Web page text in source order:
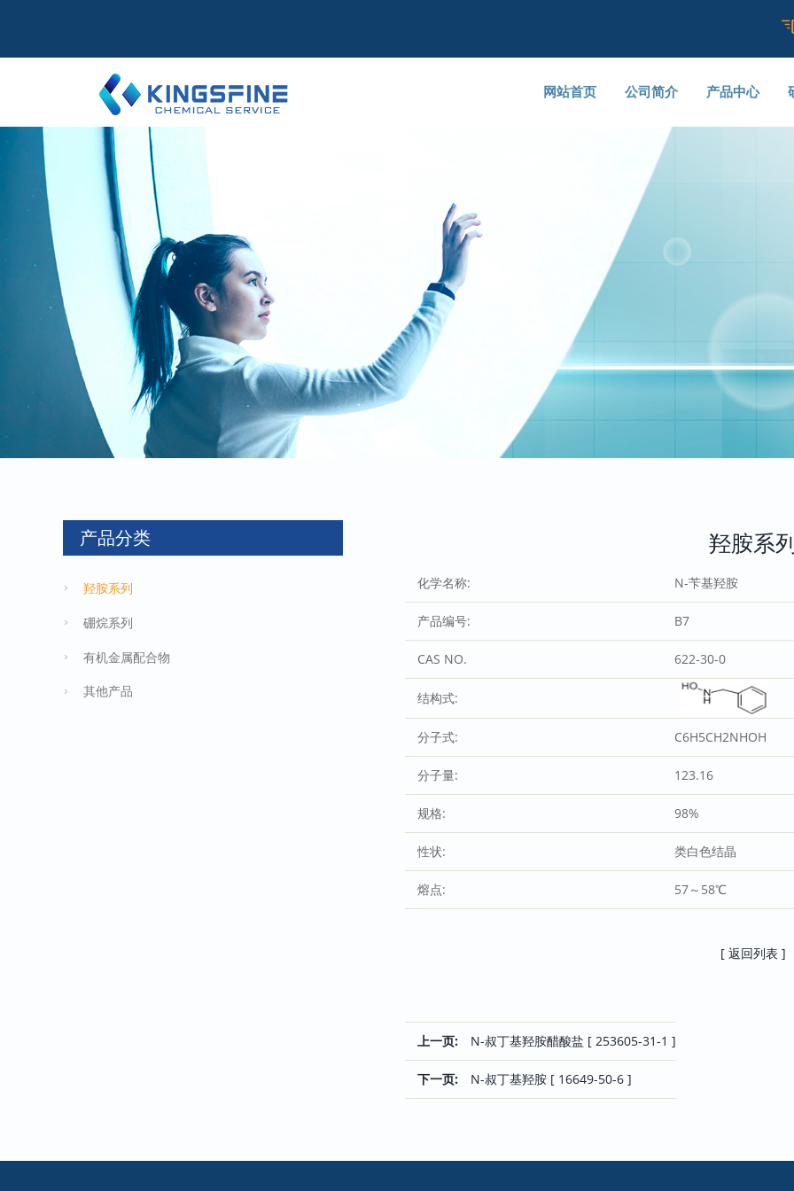
网站首页 公司简介 产品中心
产品分类
羟胺系列
硼烷系列
有机金属配合物
其他产品
羟胺系
化学名称: N-苄基羟胺
产品编号: B7
CAS NO. 622-30-0
结构式:
分子式: C6H5CH2NHOH
分子量: 123.16
规格: 98%
性状: 类白色结晶
熔点: 57～58℃
[ 返回列表 ]
上一页: N-叔丁基羟胺醋酸盐 [ 253605-31-1 ]
下一页: N-叔丁基羟胺 [ 16649-50-6 ]